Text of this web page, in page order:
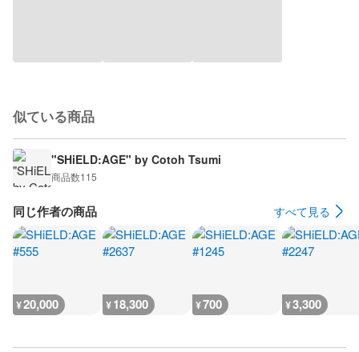
似ている商品
"SHiELD:AGE" by Cotoh Tsumi
商品数115
同じ作者の商品 すべて見る
¥20,000 ¥18,300 ¥700 ¥3,300